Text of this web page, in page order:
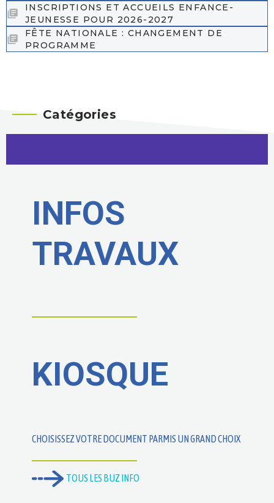
INSCRIPTIONS ET ACCUEILS ENFANCE-
JEUNESSE POUR 2026-2027
FÊTE NATIONALE : CHANGEMENT DE
PROGRAMME
Catégories
INFOS
TRAVAUX
KIOSQUE
CHOISISSEZ VOTRE DOCUMENT PARMIS UN GRAND CHOIX
TOUS LES BUZ INFO